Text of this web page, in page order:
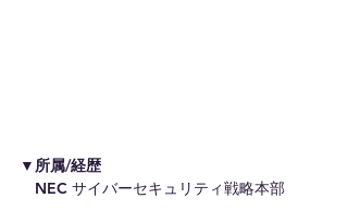
▼所属/経歴
NEC サイバーセキュリティ戦略本部